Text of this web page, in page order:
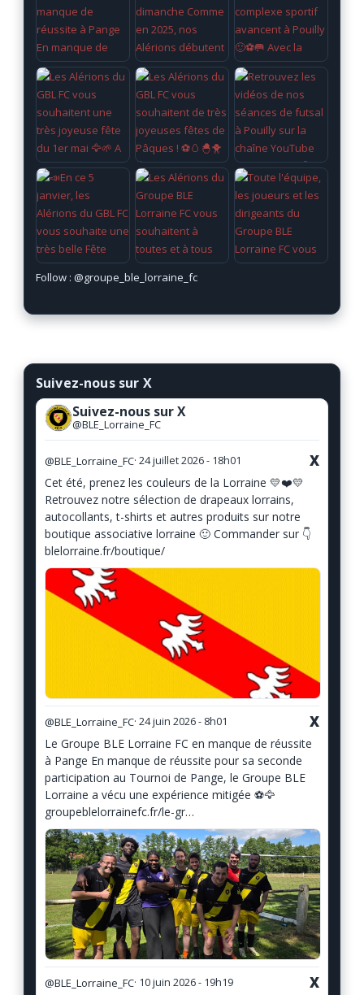
Follow : @groupe_ble_lorraine_fc
Suivez-nous sur X
Suivez-nous sur X
@BLE_Lorraine_FC
@BLE_Lorraine_FC· 24 juillet 2026 - 18h01 X
Cet été, prenez les couleurs de la Lorraine 💛❤️💛
Retrouvez notre sélection de drapeaux lorrains,
autocollants, t-shirts et autres produits sur notre
boutique associative lorraine 🙂 Commander sur 👇
blelorraine.fr/boutique/
@BLE_Lorraine_FC· 24 juin 2026 - 8h01 X
Le Groupe BLE Lorraine FC en manque de réussite
à Pange En manque de réussite pour sa seconde
participation au Tournoi de Pange, le Groupe BLE
Lorraine a vécu une expérience mitigée ⚽️🦅
groupeblelorrainefc.fr/le-gr…
@BLE_Lorraine_FC· 10 juin 2026 - 19h19 X